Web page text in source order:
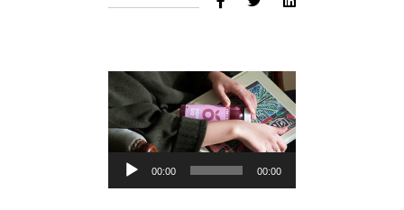
Lecteur
audio
00:00 00:00